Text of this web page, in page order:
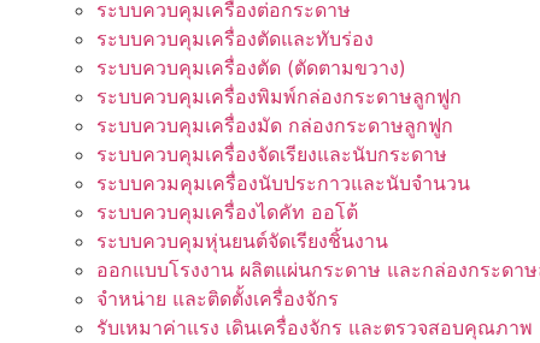
ระบบควบคุมเครื่องต่อกระดาษ
ระบบควบคุมเครื่องตัดและทับร่อง
ระบบควบคุมเครื่องตัด (ตัดตามขวาง)
ระบบควบคุมเครื่องพิมพ์กล่องกระดาษลูกฟูก
ระบบควบคุมเครื่องมัด กล่องกระดาษลูกฟูก
ระบบควบคุมเครื่องจัดเรียงและนับกระดาษ
ระบบควมคุมเครื่องนับประกาวและนับจำนวน
ระบบควบคุมเครื่องไดคัท ออโต้
ระบบควบคุมหุ่นยนต์จัดเรียงชิ้นงาน
ออกแบบโรงงาน ผลิตแผ่นกระดาษ และกล่องกระดา
จำหน่าย และติดตั้งเครื่องจักร
รับเหมาค่าแรง เดินเครื่องจักร และตรวจสอบคุณภาพ